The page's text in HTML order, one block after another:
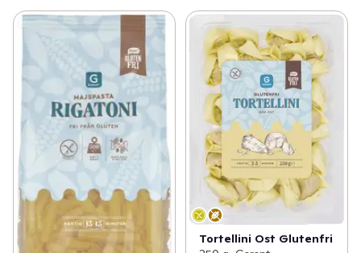
Tortellini Ost Glutenfri